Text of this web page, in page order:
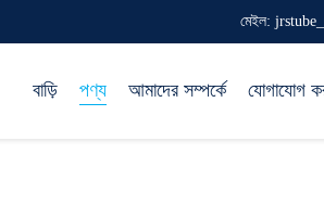
মেইল:
বাড়ি পণ্য আমাদের সম্পর্কে যোগাযোগ